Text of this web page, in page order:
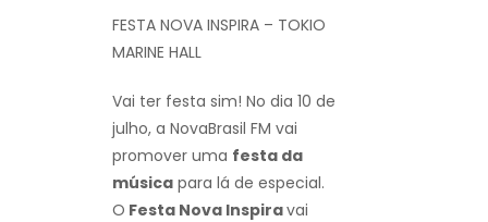
FESTA NOVA INSPIRA – TOKIO
MARINE HALL
Vai ter festa sim! No dia 10 de
julho, a NovaBrasil FM vai
promover uma festa da
música para lá de especial.
O Festa Nova Inspiravai